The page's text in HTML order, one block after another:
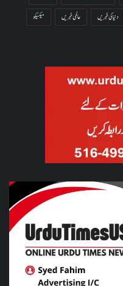
دنیا کی خبریں عالمی خبریں
میکسیکو